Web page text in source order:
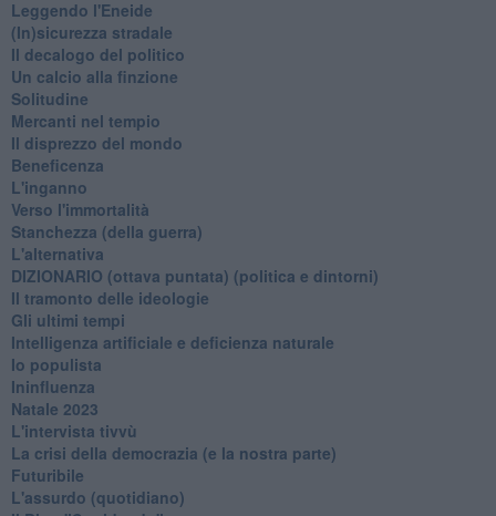
Leggendo l'Eneide
​(In)sicurezza stradale
Il decalogo del politico
Un calcio alla finzione
Solitudine
Mercanti nel tempio
Il disprezzo del mondo
Beneficenza
L'inganno
Verso l'immortalità
Stanchezza (della guerra)
L'alternativa
​DIZIONARIO (ottava puntata) (politica e dintorni)
Il tramonto delle ideologie
Gli ultimi tempi
Intelligenza artificiale e deficienza naturale
Io populista
Ininfluenza
Natale 2023
L'intervista tivvù
La crisi della democrazia (e la nostra parte)
Futuribile
L'assurdo (quotidiano)